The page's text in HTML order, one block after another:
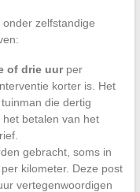
zelfstandige
of drie uurper
korter is. Het
die dertig
betalen van het
gebracht, soms in
kilometer. Deze post
vertegenwoordigen